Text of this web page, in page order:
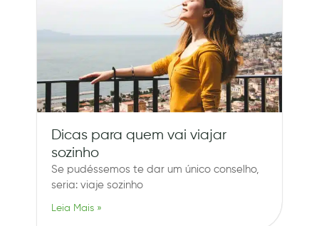
Dicas para quem vai viajar
sozinho
Se pudéssemos te dar um único conselho,
seria: viaje sozinho
Leia Mais »